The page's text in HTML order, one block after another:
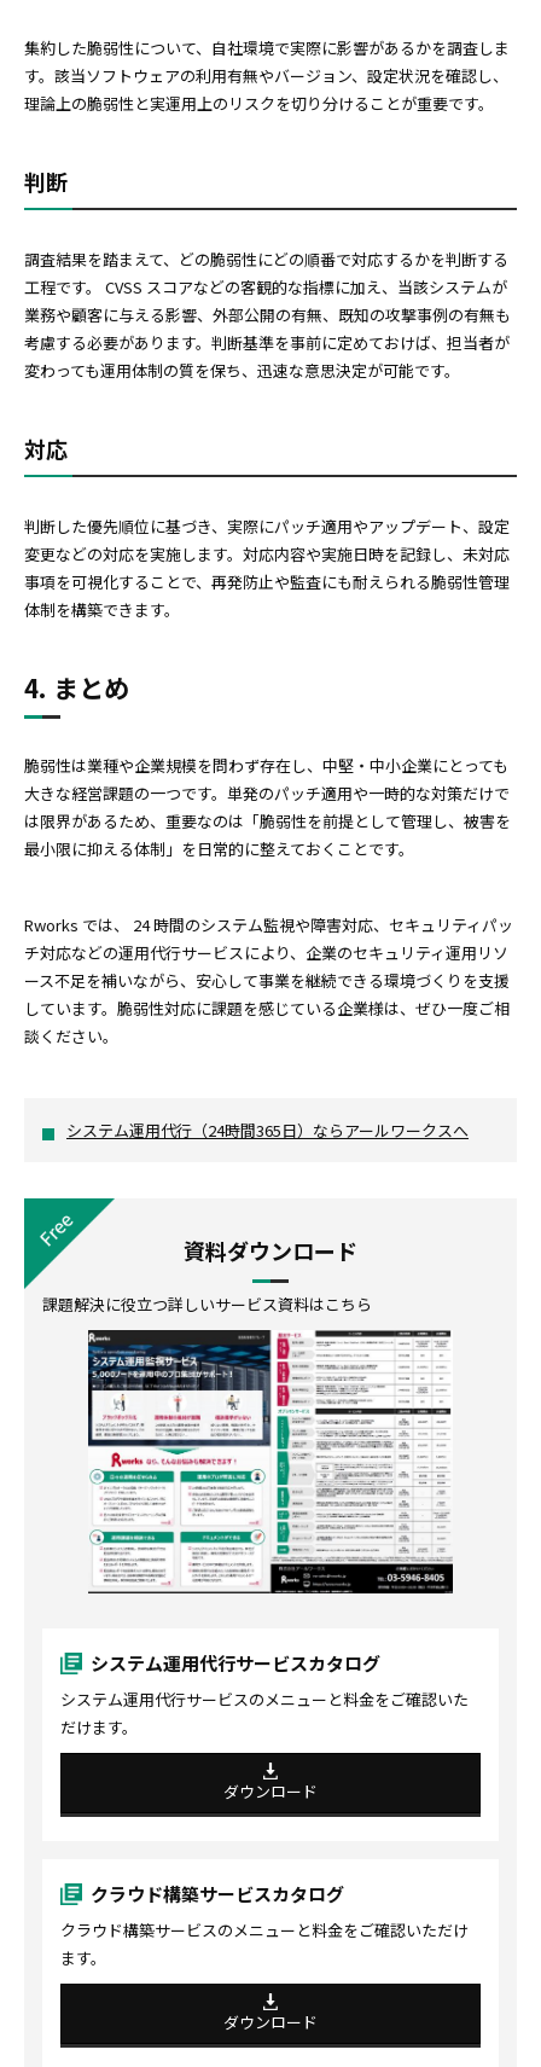
集約した脆弱性について、自社環境で実際に影響があるかを調査しま
す。該当ソフトウェアの利用有無やバージョン、設定状況を確認し、
理論上の脆弱性と実運用上のリスクを切り分けることが重要です。
判断
調査結果を踏まえて、どの脆弱性にどの順番で対応するかを判断する
工程です。 CVSS スコアなどの客観的な指標に加え、当該システムが
業務や顧客に与える影響、外部公開の有無、既知の攻撃事例の有無も
考慮する必要があります。判断基準を事前に定めておけば、担当者が
変わっても運用体制の質を保ち、迅速な意思決定が可能です。
対応
判断した優先順位に基づき、実際にパッチ適用やアップデート、設定
変更などの対応を実施します。対応内容や実施日時を記録し、未対応
事項を可視化することで、再発防止や監査にも耐えられる脆弱性管理
体制を構築できます。
4. まとめ
脆弱性は業種や企業規模を問わず存在し、中堅・中小企業にとっても
大きな経営課題の一つです。単発のパッチ適用や一時的な対策だけで
は限界があるため、重要なのは「脆弱性を前提として管理し、被害を
最小限に抑える体制」を日常的に整えておくことです。
Rworks では、 24 時間のシステム監視や障害対応、セキュリティパッ
チ対応などの運用代行サービスにより、企業のセキュリティ運用リソ
ース不足を補いながら、安心して事業を継続できる環境づくりを支援
しています。脆弱性対応に課題を感じている企業様は、ぜひ一度ご相
談ください。
システム運用代行（24時間365日）ならアールワークスへ
資料ダウンロード
課題解決に役立つ詳しいサービス資料はこちら
システム運用代行サービスカタログ
システム運用代行サービスのメニューと料金をご確認いた
だけます。
ダウンロード
クラウド構築サービスカタログ
クラウド構築サービスのメニューと料金をご確認いただけ
ます。
ダウンロード